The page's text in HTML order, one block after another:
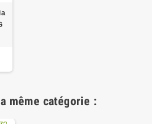
même catégorie :